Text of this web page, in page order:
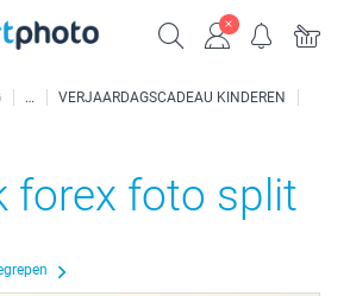
VERJAARDAGSCADEAU KINDEREN
forex foto split